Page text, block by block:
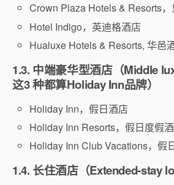
Crown Plaza Hotels & Resorts
Hotel Indigo，英迪格酒店
Hualuxe Hotels & Resorts, 华邑
1.3. 中端豪华型酒店（Middle
这3 种都算Holiday Inn品牌）
Holiday Inn，假日酒店
Holiday Inn Resorts，假日度假
Holiday Inn Club Vacations，假
1.4. 长住酒店（Extended-stay